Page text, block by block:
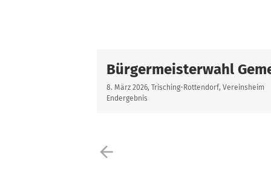
Bürgermeisterwahl
8. März 2026, Trisching-Rottendorf, Vereinsheim
Endergebnis
arrow_back